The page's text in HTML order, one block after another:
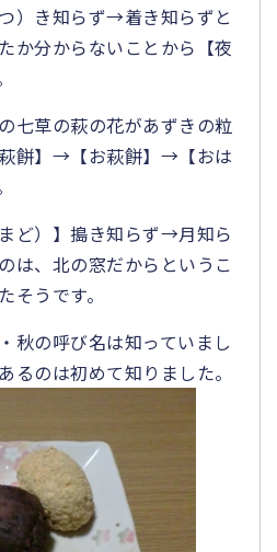
）き知らず→着き知らずと
か分からないことから【夜
七草の萩の花があずきの粒
餅】→【お萩餅】→【おは
ど）】搗き知らず→月知ら
は、北の窓だからというこ
そうです。
秋の呼び名は知っていまし
るのは初めて知りました。